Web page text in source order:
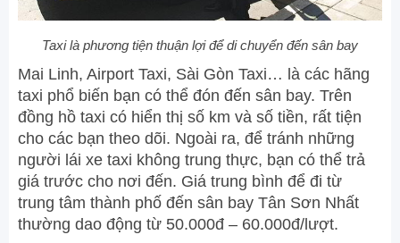
Taxi là phương tiện thuận lợi để di chuyển đến sân bay
Mai Linh, Airport Taxi, Sài Gòn Taxi… là các hãng
taxi phổ biến bạn có thể đón đến sân bay. Trên
đồng hồ taxi có hiển thị số km và số tiền, rất tiện
cho các bạn theo dõi. Ngoài ra, để tránh những
người lái xe taxi không trung thực, bạn có thể trả
giá trước cho nơi đến. Giá trung bình để đi từ
trung tâm thành phố đến sân bay Tân Sơn Nhất
thường dao động từ 50.000đ – 60.000đ/lượt.